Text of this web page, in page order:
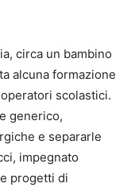
circa un bambino
alcuna formazione
scolastici.
generico,
e separarle
impegnato
progetti di